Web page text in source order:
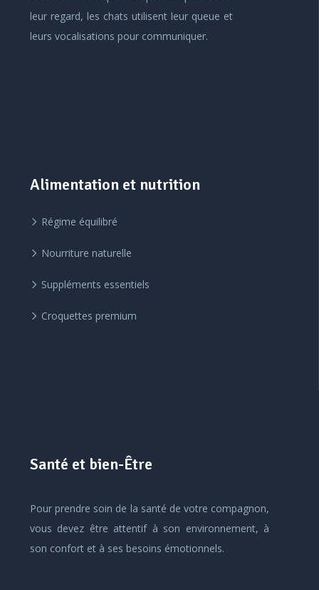
leur regard, les chats utilisent leur queue et
leurs vocalisations pour communiquer.
Alimentation et nutrition
Régime équilibré
Nourriture naturelle
Suppléments essentiels
Croquettes premium
Santé et bien-Être
Pour prendre soin de la santé de votre compagnon,
vous devez être attentif à son environnement, à
son confort et à ses besoins émotionnels.